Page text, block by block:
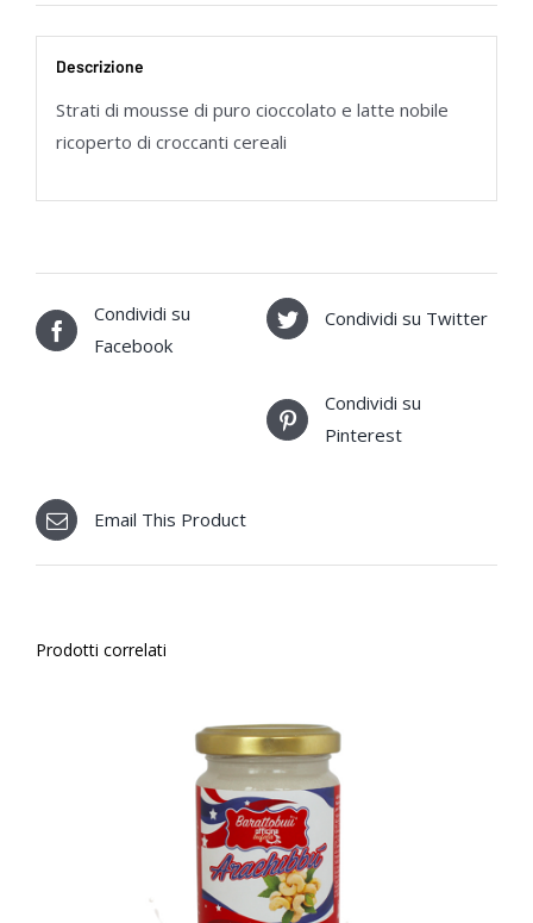
Descrizione
Strati di mousse di puro cioccolato e latte nobile
ricoperto di croccanti cereali
Condividi su
Facebook
Condividi su Twitter
Condividi su
Pinterest
Email This Product
Prodotti correlati
AGGIUNGI AL CARRELLO
/
DETTAGLI